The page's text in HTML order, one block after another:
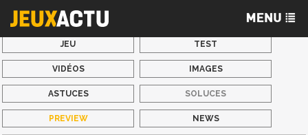
JEU TEST
VIDÉOS IMAGES
ASTUCES SOLUCES
PREVIEW NEWS